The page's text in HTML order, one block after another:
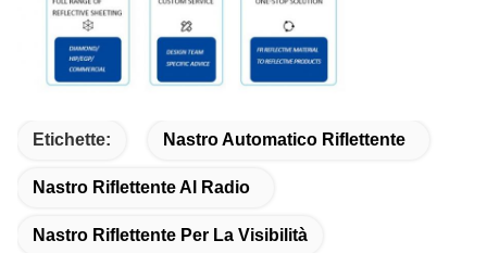
Etichette: Nastro Automatico Riflettente
Nastro Riflettente Al Radio
Nastro Riflettente Per La Visibilità